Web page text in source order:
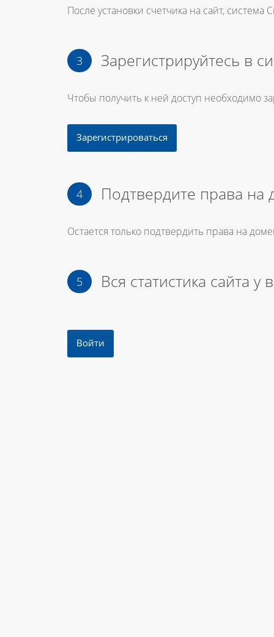
После установки счетчика на сайт, система
Зарегистрируйтесь в
Чтобы получить к ней доступ необходимо
Зарегистрироваться
Подтвердите права на
Остается только подтвердить права на
Вся статистика сайта у
Войти